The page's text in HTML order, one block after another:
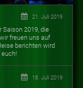
21. Juli 2019
Saison 2019, die
freuen uns auf
berichten wird
18. Juli 2019